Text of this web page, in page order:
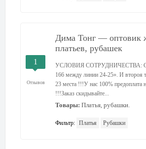
1
Отзывов
Дима Тонг — оптовик
платьев, рубашек
УСЛОВИЯ СОТРУДНИЧЕСТВА:
166 между линии 24-25». И второя
23 места !!!У нас 100% предоплата
!!!Заказ скидывайте...
Товары: Платья, рубашки.
Фильтр: Платья Рубашки